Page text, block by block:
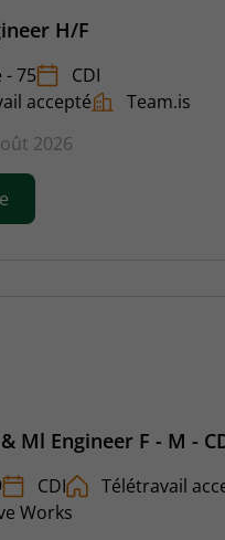
H/F
- 75
CDI
accepté
Team.is
2026
Ml Engineer F - M -
CDI
Télétravail
Works